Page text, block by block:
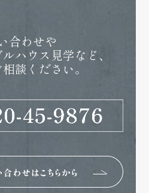
合わせや
ハウス見学など、
談ください。